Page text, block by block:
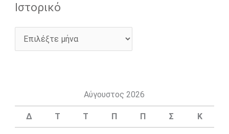
Ιστορικό
Αύγουστος 2026
Δ Τ Τ Π Π Σ Κ